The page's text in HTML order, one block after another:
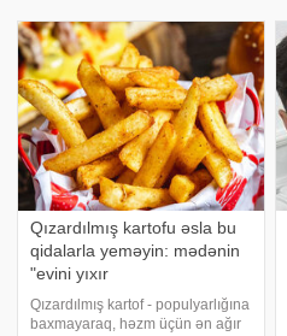
proqramında "Evinizdən 311 min
manat dəyərində qızıl, 15 mi
Qızardılmış kartofu əsla bu
qidalarla yeməyin: mədənin
"evini yıxır
Qızardılmış kartof - populyarlığına
baxmayaraq, həzm üçün ən ağır